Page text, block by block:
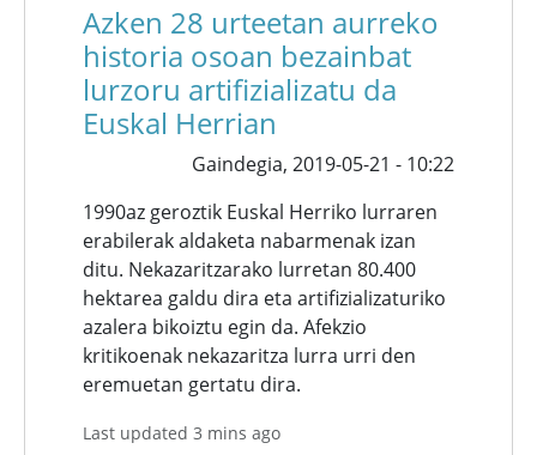
Azken 28 urteetan aurreko
historia osoan bezainbat
lurzoru artifizializatu da
Euskal Herrian
Gaindegia, 2019-05-21 - 10:22
1990az geroztik Euskal Herriko lurraren
erabilerak aldaketa nabarmenak izan
ditu. Nekazaritzarako lurretan 80.400
hektarea galdu dira eta artifizializaturiko
azalera bikoiztu egin da. Afekzio
kritikoenak nekazaritza lurra urri den
eremuetan gertatu dira.
Last updated 3 mins ago